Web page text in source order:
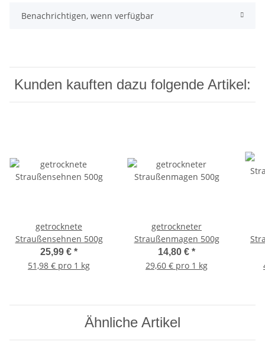
Benachrichtigen, wenn verfügbar
Kunden kauften dazu folgende Artikel:
getrocknete
Straußensehnen 500g
25,99 € *
51,98 € pro 1 kg
getrockneter
Straußenmagen 500g
14,80 € *
29,60 € pro 1 kg
Ähnliche Artikel